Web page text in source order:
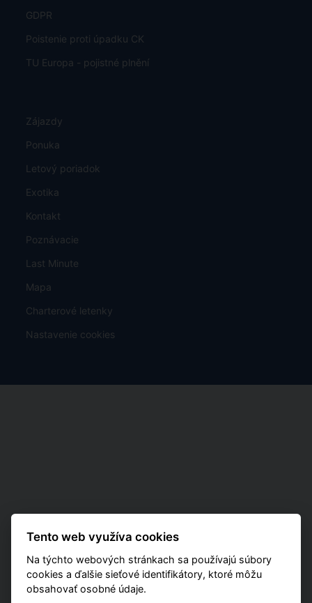
GDPR
Poistenie proti úpadku CK
TU Europa - pojistné plnění
Zájazdy
Ponuka
Letový poriadok
Exotika
Kontakt
Poznávacie
Last Minute
Mapa
Charterové letenky
Nastavenie cookies
Tento web využíva cookies
Na týchto webových stránkach sa používajú súbory
cookies a ďalšie sieťové identifikátory, ktoré môžu
obsahovať osobné údaje.